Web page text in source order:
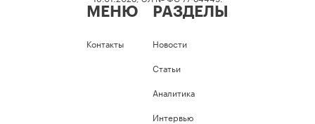
МЕНЮ
Контакты
РАЗДЕЛЫ
Новости
Статьи
Аналитика
Интервью